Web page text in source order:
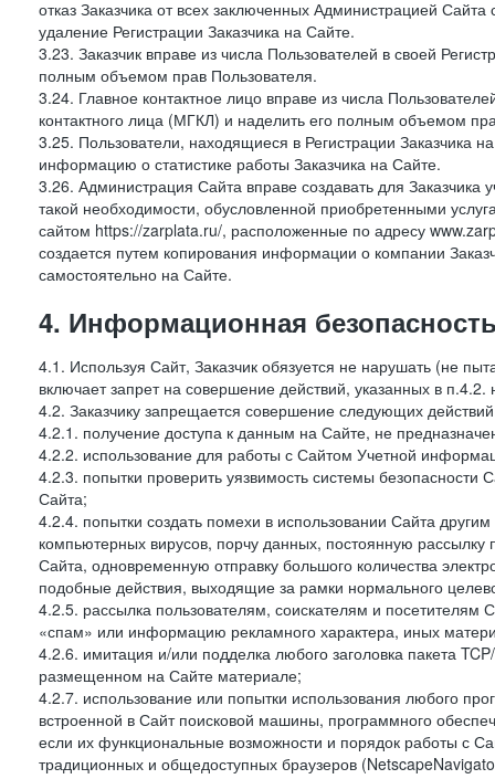
отказ Заказчика от всех заключенных Администрацией
удаление Регистрации Заказчика на Сайте.
3.23. Заказчик вправе из числа Пользователей в своей
полным объемом прав Пользователя.
3.24. Главное контактное лицо вправе из числа
контактного лица (МГКЛ) и наделить его полным объемом
3.25. Пользователи, находящиеся в Регистрации Заказчика
информацию о статистике работы Заказчика на Сайте.
3.26. Администрация Сайта вправе создавать для
такой необходимости, обусловленной приобретенными
сайтом https://zarplata.ru/, расположенные по адресу
создается путем копирования информации о компании
самостоятельно на Сайте.
4. Информационная
4.1. Используя Сайт, Заказчик обязуется не нарушать (не
включает запрет на совершение действий, указанных в
4.2. Заказчику запрещается совершение следующих
4.2.1. получение доступа к данным на Сайте, не
4.2.2. использование для работы с Сайтом Учетной
4.2.3. попытки проверить уязвимость системы
Сайта;
4.2.4. попытки создать помехи в использовании Сайта
компьютерных вирусов, порчу данных, постоянную
Сайта, одновременную отправку большого количества
подобные действия, выходящие за рамки нормального
4.2.5. рассылка пользователям, соискателям и
«спам» или информацию рекламного характера, иных
4.2.6. имитация и/или подделка любого заголовка пакета
размещенном на Сайте материале;
4.2.7. использование или попытки использования любого
встроенной в Сайт поисковой машины, программного
если их функциональные возможности и порядок работы с
традиционных и общедоступных браузеров